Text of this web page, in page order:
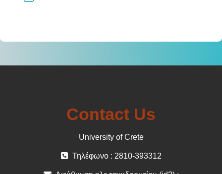
Contact Us
University of Crete
Τηλέφωνο : 2810-393312